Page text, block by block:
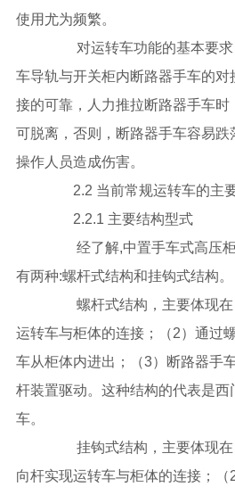
使用尤为频繁。
对运转车功能的基本要求
车导轨与开关柜内断路器手车的
接的可靠，人力推拉断路器手车时
可脱离，否则，断路器手车容易
操作人员造成伤害。
2.2 当前常规运转车的主要
2.2.1 主要结构型式
经了解,中置手车式高压柜
有两种:螺杆式结构和挂钩式结构。
螺杆式结构，主要体现在
运转车与柜体的连接；（2）通过
车从柜体内进出；（3）断路器手
杆装置驱动。这种结构的代表是
车。
挂钩式结构，主要体现在
向杆实现运转车与柜体的连接；